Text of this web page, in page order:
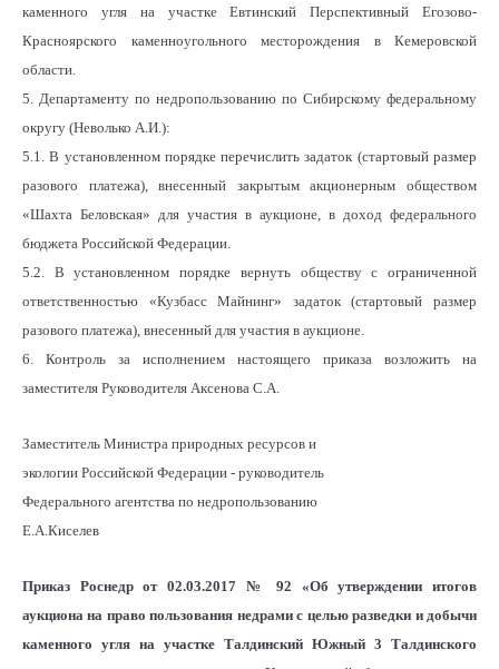
каменного угля на участке Евтинский Перспективный Егозово-
Красноярского каменноугольного месторождения в Кемеровской
области.
5. Департаменту по недропользованию по Сибирскому федеральному
округу (Неволько А.И.):
5.1. В установленном порядке перечислить задаток (стартовый размер
разового платежа), внесенный закрытым акционерным обществом
«Шахта Беловская» для участия в аукционе, в доход федерального
бюджета Российской Федерации.
5.2. В установленном порядке вернуть обществу с ограниченной
ответственностью «Кузбасс Майнинг» задаток (стартовый размер
разового платежа), внесенный для участия в аукционе.
6. Контроль за исполнением настоящего приказа возложить на
заместителя Руководителя Аксенова С.А.
Заместитель Министра природных ресурсов и
экологии Российской Федерации - руководитель
Федерального агентства по недропользованию
Е.А.Киселев
Приказ Роснедр от 02.03.2017 № 92 «Об утверждении итогов
аукциона на право пользования недрами с целью разведки и добычи
каменного угля на участке Талдинский Южный 3 Талдинского